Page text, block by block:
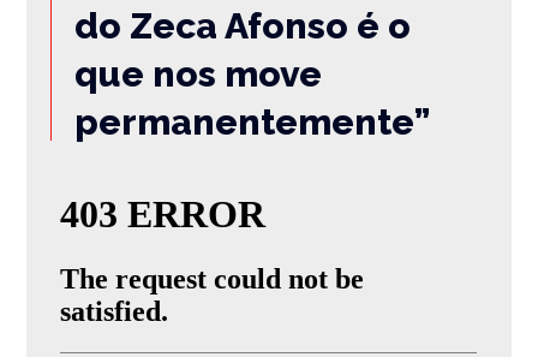
do Zeca Afonso é o
que nos move
permanentemente”